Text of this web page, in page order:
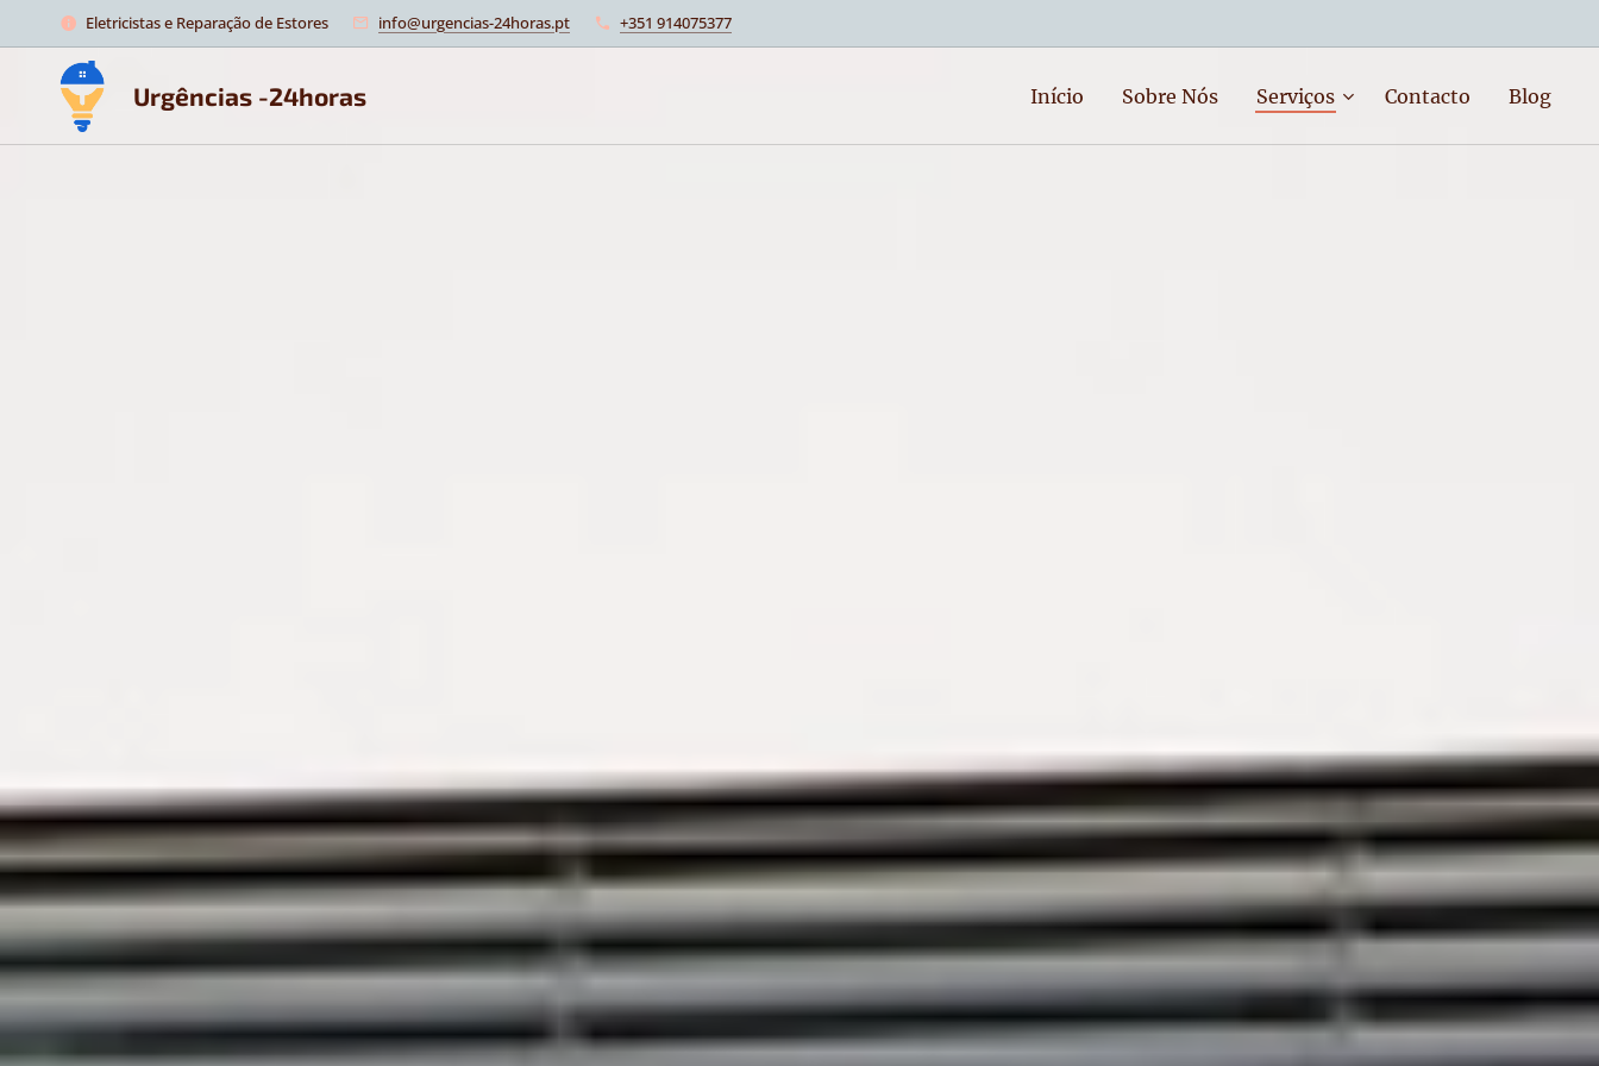
Eletricistas e Reparação de Estores info@urgencias-24horas.pt +351 914075377
Urgências -24horas Início Sobre Nós Serviços Contacto Blog